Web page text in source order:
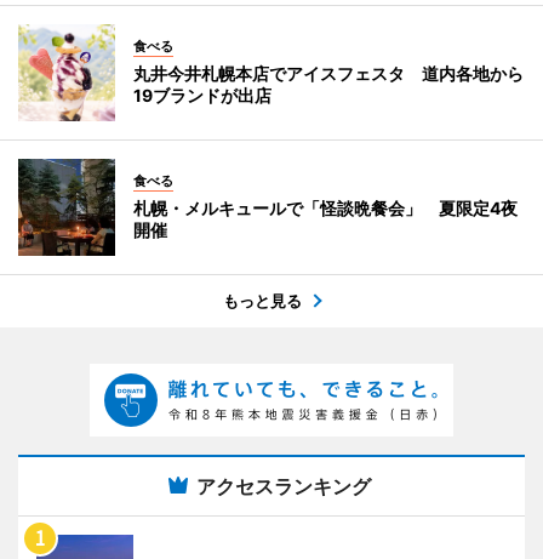
食べる
丸井今井札幌本店でアイスフェスタ 道内各地から
19ブランドが出店
食べる
札幌・メルキュールで「怪談晩餐会」 夏限定4夜
開催
もっと見る
アクセスランキング